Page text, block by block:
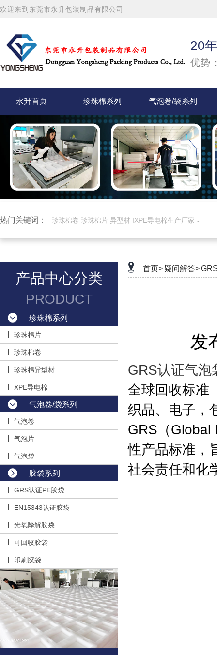
欢迎来到东莞市永升包装制品有限公司
20
优势
永升首页 珍珠棉系列 气泡卷/袋系列
热门关键词： 珍珠棉卷 珍珠棉片 异型材 IXPE导电棉生产厂家
产品中心分类
PRODUCT
珍珠棉系列
珍珠棉片
珍珠棉卷
珍珠棉异型材
XPE导电棉
气泡卷/袋系列
气泡卷
气泡片
气泡袋
胶袋系列
GRS认证PE胶袋
EN15343认证胶袋
光氧降解胶袋
可回收胶袋
印刷胶袋
首页> 疑问解答>
发
GRS认证气泡
全球回收标准
织品、电子，
‌GRS（Global
性产品标准，
社会责任和化